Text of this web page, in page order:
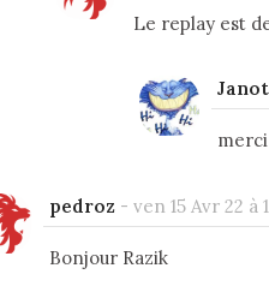
Le replay est
pedroz - ven 15 Avr 22 à
Bonjour Razik